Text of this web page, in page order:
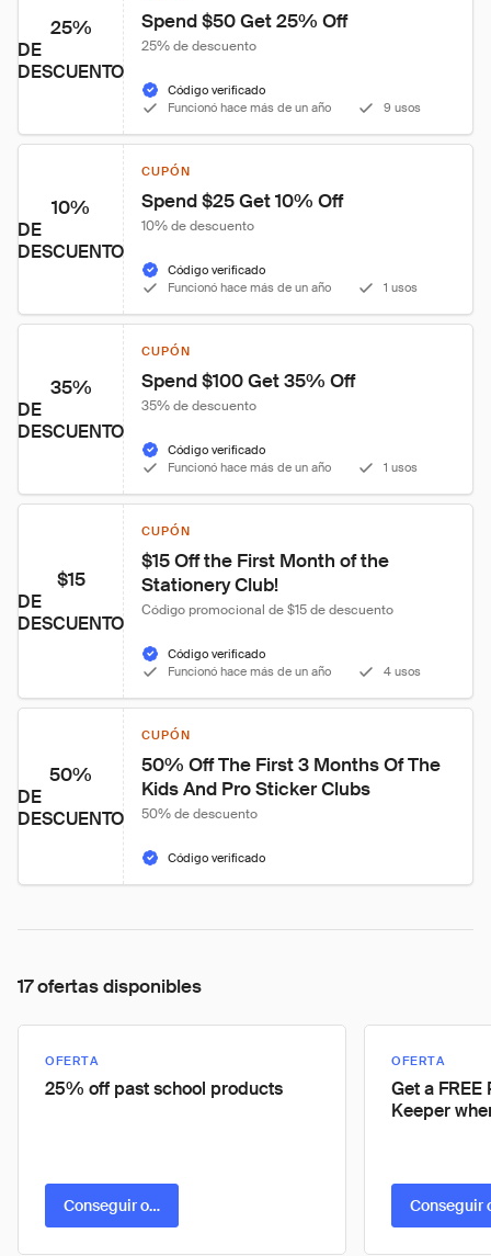
25%
DE
DESCUENTO
Spend $50 Get 25% Off
25% de descuento
Código verificado
Funcionó hace más de un año
9 usos
10%
DE
DESCUENTO
CUPÓN
Spend $25 Get 10% Off
10% de descuento
Código verificado
Funcionó hace más de un año
1 usos
35%
DE
DESCUENTO
CUPÓN
Spend $100 Get 35% Off
35% de descuento
Código verificado
Funcionó hace más de un año
1 usos
$15
DE
DESCUENTO
CUPÓN
$15 Off the First Month of the
Stationery Club!
Código promocional de $15 de descuento
Código verificado
Funcionó hace más de un año
4 usos
50%
DE
DESCUENTO
CUPÓN
50% Off The First 3 Months Of The
Kids And Pro Sticker Clubs
50% de descuento
Código verificado
17 ofertas disponibles
OFERTA
25% off past school products
Conseguir oferta
OFERTA
Get a FREE
Keeper
Conseguir